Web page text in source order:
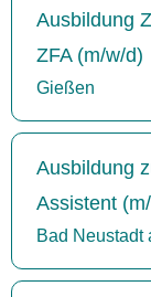
Ausbildung
ZFA (m/w/d)
Gießen
Ausbildung
Assistent
Bad Neustadt